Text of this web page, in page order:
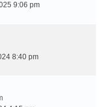
9:06 pm
8:40 pm